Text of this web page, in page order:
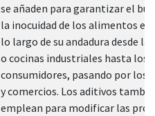
se añaden para garantizar el
la inocuidad de los alimentos
lo largo de su andadura desde
o cocinas industriales hasta los
consumidores, pasando por los
y comercios. Los aditivos
emplean para modificar las